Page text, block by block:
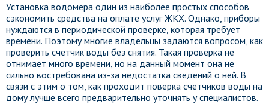
Установка водомера один из наиболее простых способов
сэкономить средства на оплате услуг ЖКХ. Однако, приборы
нуждаются в периодической проверке, которая требует
времени. Поэтому многие владельцы задаются вопросом, как
проверить счетчик воды без снятия. Такая проверка не
отнимает много времени, но на данный момент она не
сильно востребована из-за недостатка сведений о ней. В
связи с этим о том, как проходит поверка счетчиков воды на
дому лучше всего предварительно уточнять у специалистов.